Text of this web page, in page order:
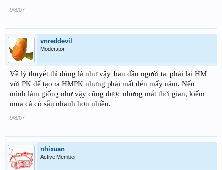
9/8/07
vnreddevil
Moderator
Về lý thuyết thì đúng là như vậy, ban đầu người tai phải lai HM
với PK để tạo ra HMPK nhưng phải mất đến mấy năm. Nếu
mình làm giống như vậy cũng được nhưng mất thời gian, kiếm
mua cá có sẵn nhanh hơn nhiều.
9/8/07
nhixuan
Active Member